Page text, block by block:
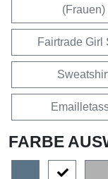
(Frauen)
Fairtrade Girl
FARBE